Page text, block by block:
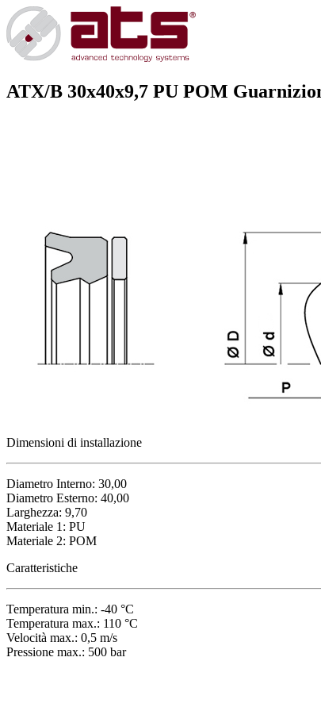
ATX/B 30x40x9,7 PU POM
Dimensioni di installazione
Diametro Interno: 30,00
Diametro Esterno: 40,00
Larghezza: 9,70
Materiale 1: PU
Materiale 2: POM
Caratteristiche
Temperatura min.: -40 °C
Temperatura max.: 110 °C
Velocità max.: 0,5 m/s
Pressione max.: 500 bar